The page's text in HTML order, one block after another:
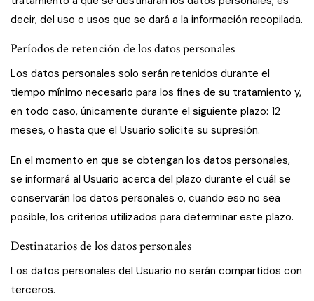
decir, del uso o usos que se dará a la información recopilada.
Períodos de retención de los datos personales
Los datos personales solo serán retenidos durante el
tiempo mínimo necesario para los fines de su tratamiento y,
en todo caso, únicamente durante el siguiente plazo: 12
meses, o hasta que el Usuario solicite su supresión.
En el momento en que se obtengan los datos personales,
se informará al Usuario acerca del plazo durante el cuál se
conservarán los datos personales o, cuando eso no sea
posible, los criterios utilizados para determinar este plazo.
Destinatarios de los datos personales
Los datos personales del Usuario no serán compartidos con
terceros.